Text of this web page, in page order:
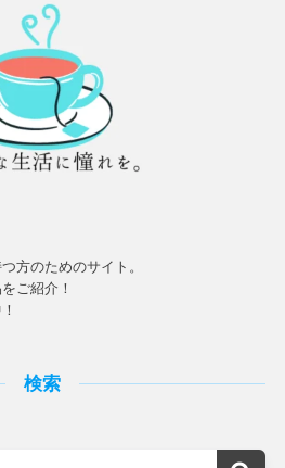
方のためのサイト。
ご紹介！
検索